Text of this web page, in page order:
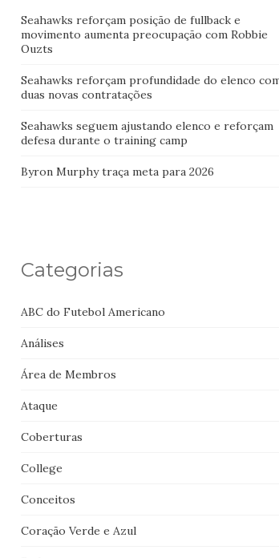
Seahawks reforçam posição de fullback e
movimento aumenta preocupação com Robbie
Ouzts
Seahawks reforçam profundidade do elenco
duas novas contratações
Seahawks seguem ajustando elenco e reforçam
defesa durante o training camp
Byron Murphy traça meta para 2026
Categorias
ABC do Futebol Americano
Análises
Área de Membros
Ataque
Coberturas
College
Conceitos
Coração Verde e Azul